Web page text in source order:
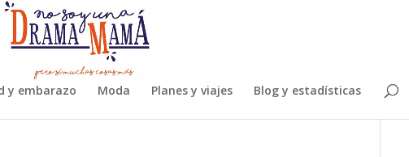
y embarazo Moda Planes y viajes Blog y estadísticas